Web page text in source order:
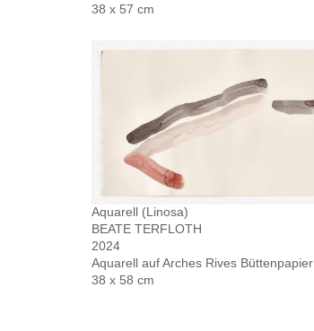
38 x 57 cm
Aquarell (Linosa)
BEATE TERFLOTH
2024
Aquarell auf Arches Rives Büttenpapier
38 x 58 cm